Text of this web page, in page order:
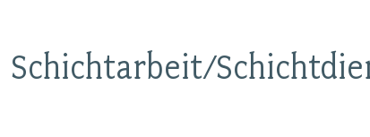
Schichtarbeit/